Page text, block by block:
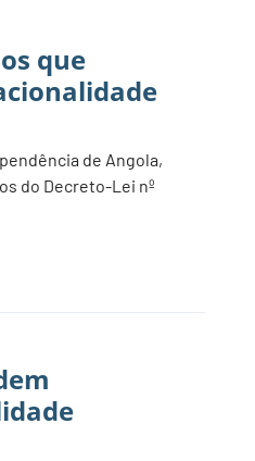
que
de Angola,
do Decreto-Lei nº